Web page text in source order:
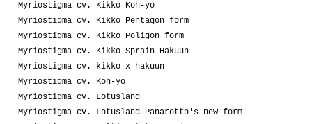
Myriostigma cv. Kikko Koh-yo
Myriostigma cv. Kikko Pentagon form
Myriostigma cv. Kikko Poligon form
Myriostigma cv. Kikko Sprain Hakuun
Myriostigma cv. kikko x hakuun
Myriostigma cv. Koh-yo
Myriostigma cv. Lotusland
Myriostigma cv. Lotusland Panarotto's new form